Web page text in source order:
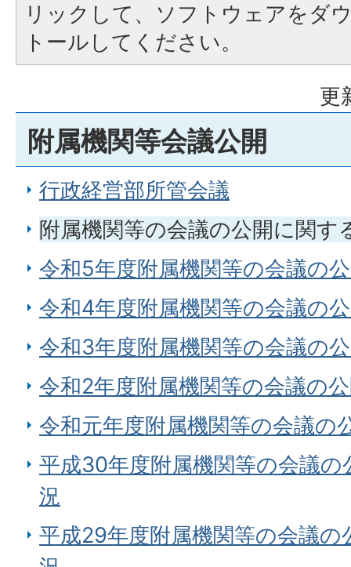
リックして、ソフトウェアをダ
トールしてください。
更
附属機関等会議公開
行政経営部所管会議
附属機関等の会議の公開に関す
令和5年度附属機関等の会議の
令和4年度附属機関等の会議の
令和3年度附属機関等の会議の
令和2年度附属機関等の会議の
令和元年度附属機関等の会議の
平成30年度附属機関等の会議
況
平成29年度附属機関等の会議の